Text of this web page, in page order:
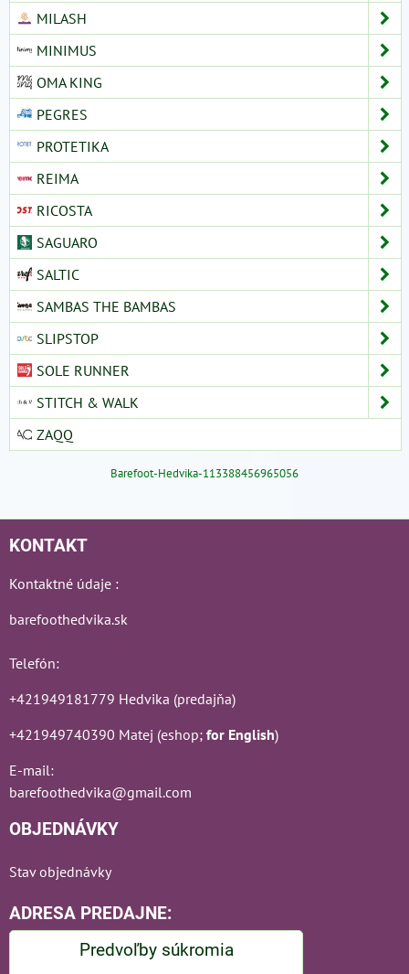
MILASH
MINIMUS
OMA KING
PEGRES
PROTETIKA
REIMA
RICOSTA
SAGUARO
SALTIC
SAMBAS THE BAMBAS
SLIPSTOP
SOLE RUNNER
STITCH & WALK
ZAQQ
Barefoot-Hedvika-113388456965056
KONTAKT
Kontaktné údaje :
barefoothedvika.sk
Telefón:
+421949181779 Hedvika (predajňa)
+421949740390 Matej (eshop; for English)
E-mail:
barefoothedvika@gmail.com
OBJEDNÁVKY
Stav objednávky
ADRESA PREDAJNE:
Predvoľby súkromia